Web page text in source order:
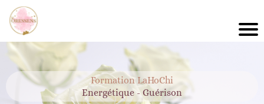
Formation LaHoChi
Energétique - Guérison